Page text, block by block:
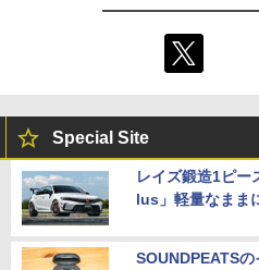
Special Site
レイズ鍛造1ピー
lus」軽量なまま
SOUNDPEATS